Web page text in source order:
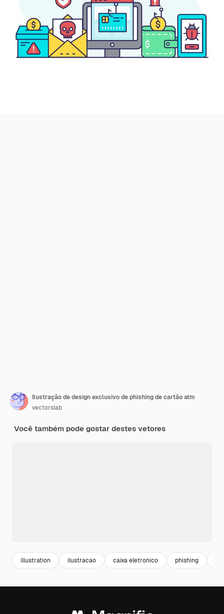
Ilustração de design exclusivo de phishing de cartão atm
vectorslab
Você também pode gostar destes vetores
illustration ilustracao caixa eletronico phishing